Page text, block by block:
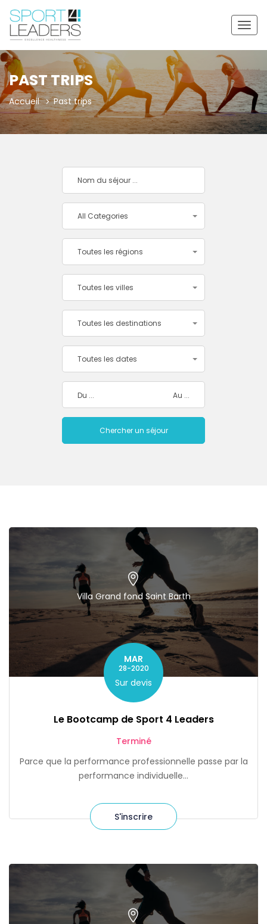
PAST TRIPS
Accueil Past trips
All Categories
Toutes les régions
Toutes les villes
Toutes les destinations
Toutes les dates
Villa Grand fond Saint Barth
MAR
28-2020
Sur devis
Le Bootcamp de Sport 4 Leaders
Terminé
Parce que la performance professionnelle passe par la
performance individuelle…
S'inscrire